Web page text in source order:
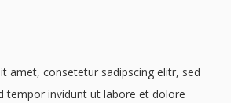
amet, consetetur sadipscing elitr, sed
tempor invidunt ut labore et dolore